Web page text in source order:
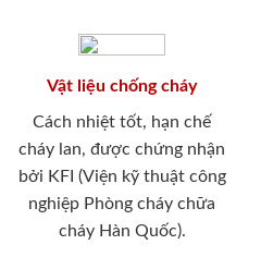
Vật liệu chống cháy
Cách nhiệt tốt, hạn chế
cháy lan, được chứng nhận
bởi KFI (Viện kỹ thuật công
nghiệp Phòng cháy chữa
cháy Hàn Quốc).